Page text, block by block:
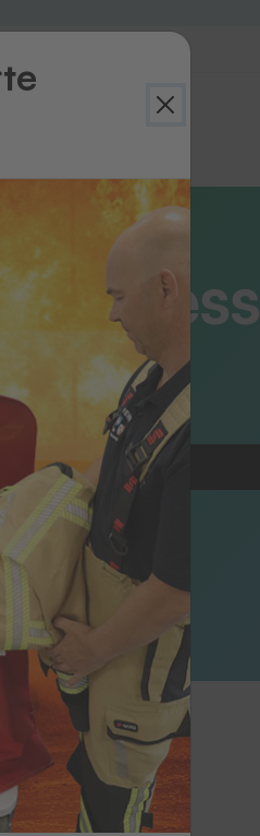
Press
Längsformat
Produkt anfragen
1-S - längs